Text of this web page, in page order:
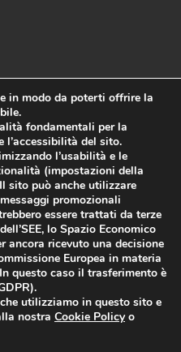
con noi
PRIVACY POLICY-
WHISTLEBLOWING-COOKIES
Informazioni legali
qualità e la sicurezzaP.I.
by
in modo da poterti offrire la
fondamentali per la
l’accessibilità del sito.
l’usabilità e le
(impostazioni della
sito può anche utilizzare
promozionali
essere trattati da terze
lo Spazio Economico
ancora ricevuto una decisione
Europea in materia
questo caso il trasferimento è
utilizziamo in questo sito e
nostra Cookie Policyo